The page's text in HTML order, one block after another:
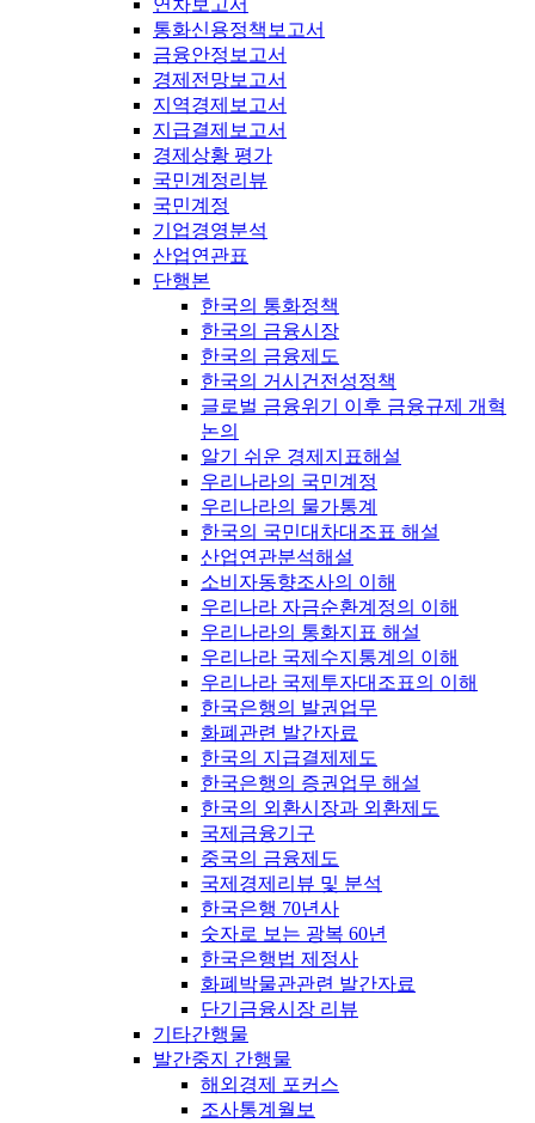
연차보고서
통화신용정책보고서
금융안정보고서
경제전망보고서
지역경제보고서
지급결제보고서
경제상황 평가
국민계정리뷰
국민계정
기업경영분석
산업연관표
단행본
한국의 통화정책
한국의 금융시장
한국의 금융제도
한국의 거시건전성정책
글로벌 금융위기 이후 금융규제 개혁
논의
알기 쉬운 경제지표해설
우리나라의 국민계정
우리나라의 물가통계
한국의 국민대차대조표 해설
산업연관분석해설
소비자동향조사의 이해
우리나라 자금순환계정의 이해
우리나라의 통화지표 해설
우리나라 국제수지통계의 이해
우리나라 국제투자대조표의 이해
한국은행의 발권업무
화폐관련 발간자료
한국의 지급결제제도
한국은행의 증권업무 해설
한국의 외환시장과 외환제도
국제금융기구
중국의 금융제도
국제경제리뷰 및 분석
한국은행 70년사
숫자로 보는 광복 60년
한국은행법 제정사
화폐박물관관련 발간자료
단기금융시장 리뷰
기타간행물
발간중지 간행물
해외경제 포커스
조사통계월보